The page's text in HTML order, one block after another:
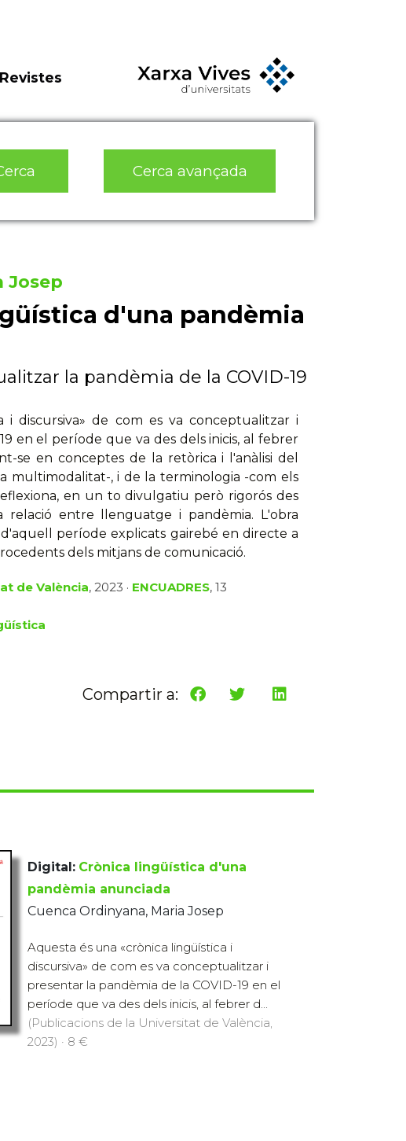
Revistes
Cerca avançada
Josep
d'una pandèmia
la pandèmia de la COVID-19
i discursiva» de com es va conceptualitzar i
en el període que va des dels inicis, al febrer
se en conceptes de la retòrica i l'anàlisi del
multimodalitat-, i de la terminologia -com els
en un to divulgatiu però rigorós des
entre llenguatge i pandèmia. L'obra
d'aquell període explicats gairebé en directe a
dels mitjans de comunicació.
de València, 2023 · ENCUADRES, 13
Compartir a:
Digital: Crònica lingüística d'una
pandèmia anunciada
Cuenca Ordinyana, Maria Josep
Aquesta és una «crònica lingüística i
discursiva» de com es va conceptualitzar i
presentar la pandèmia de la COVID-19 en el
període que va des dels inicis, al febrer d...
(Publicacions de la Universitat de València,
2023) · 8 €